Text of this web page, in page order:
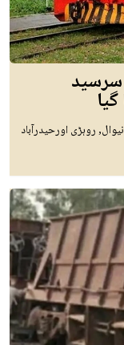
سرسید
روہڑی اورحیدرآباد